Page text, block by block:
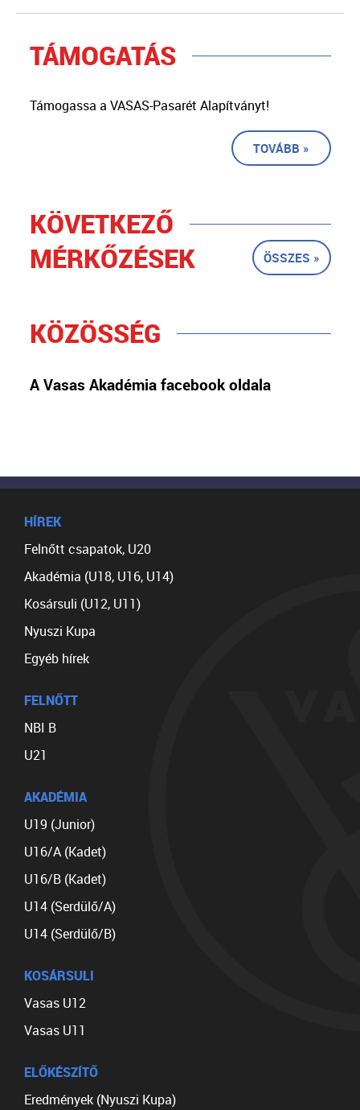
TÁMOGATÁS
Támogassa a VASAS-Pasarét Alapítványt!
TOVÁBB »
KÖVETKEZŐ
MÉRKŐZÉSEK
ÖSSZES »
KÖZÖSSÉG
A Vasas Akadémia facebook oldala
HÍREK
Felnőtt csapatok, U20
Akadémia (U18, U16, U14)
Kosársuli (U12, U11)
Nyuszi Kupa
Egyéb hírek
FELNŐTT
NBI B
U21
AKADÉMIA
U19 (Junior)
U16/A (Kadet)
U16/B (Kadet)
U14 (Serdülő/A)
U14 (Serdülő/B)
KOSÁRSULI
Vasas U12
Vasas U11
ELŐKÉSZÍTŐ
Eredmények (Nyuszi Kupa)